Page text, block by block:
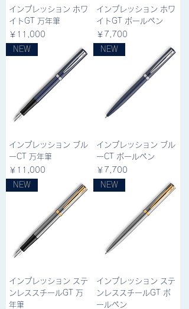
インプレッション ホワ
イトGT 万年筆
価格
￥11,000
インプレッション ホワ
イトGT ボールペン
価格
￥7,700
NEW
インプレッション ブル
ーCT 万年筆
価格
￥11,000
NEW
インプレッション ブル
ーCT ボールペン
価格
￥7,700
NEW
インプレッション ステ
ンレススチールGT 万
年筆
NEW
インプレッション ステ
ンレススチールGT ボ
ールペン